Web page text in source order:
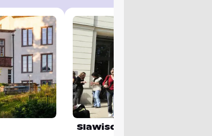
Slawische Sprachen